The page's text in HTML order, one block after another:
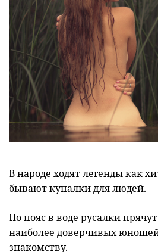
В народе ходят легенды как
бывают купалки для людей.
По пояс в воде русалки
наиболее доверчивых
знакомству.